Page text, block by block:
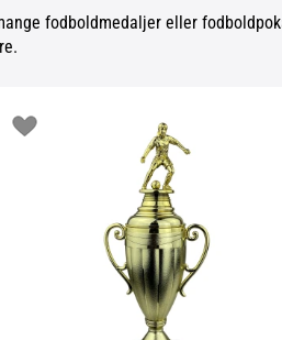
fodboldmedaljer eller